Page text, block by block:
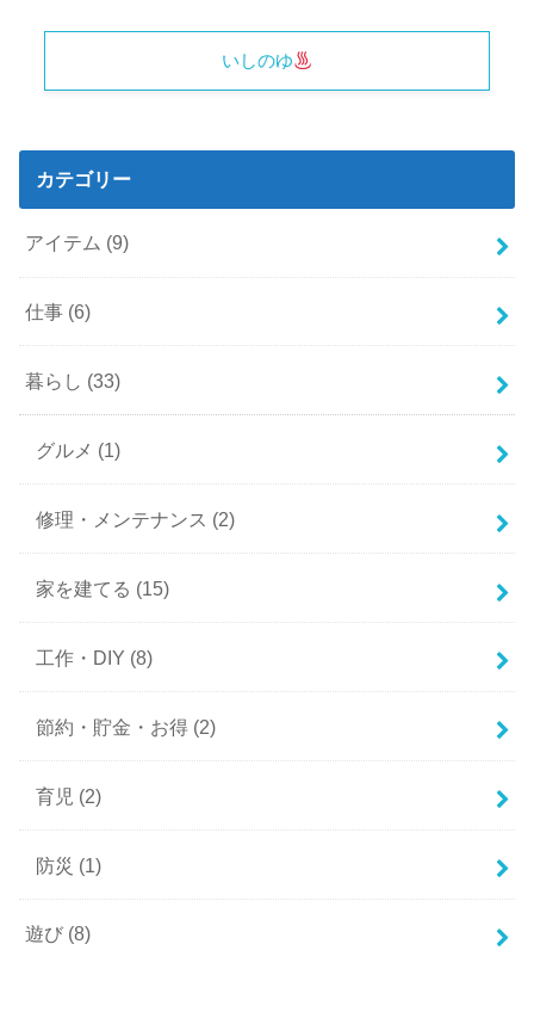
いしのゆ
カテゴリー
アイテム (9)
仕事 (6)
暮らし (33)
グルメ (1)
修理・メンテナンス (2)
家を建てる (15)
工作・DIY (8)
節約・貯金・お得 (2)
育児 (2)
防災 (1)
遊び (8)